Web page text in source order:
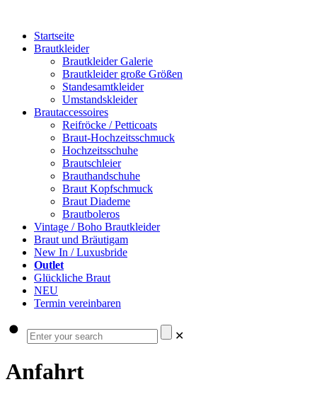
Startseite
Brautkleider
Brautkleider Galerie
Brautkleider große Größen
Standesamtkleider
Umstandskleider
Brautaccessoires
Reifröcke / Petticoats
Braut-Hochzeitsschmuck
Hochzeitsschuhe
Brautschleier
Brauthandschuhe
Braut Kopfschmuck
Braut Diademe
Brautboleros
Vintage / Boho Brautkleider
Braut und Bräutigam
New In / Luxusbride
Outlet
Glückliche Braut
NEU
Termin vereinbaren
✕
Anfahrt